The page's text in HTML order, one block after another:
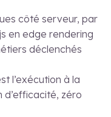
côté serveur, par
en edge rendering
déclenchés
l’exécution à la
d’efficacité, zéro